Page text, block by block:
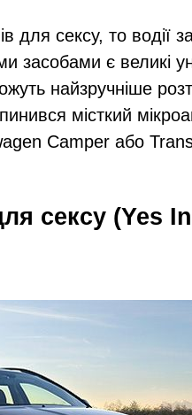
для сексу, то водії
засобами є великі
найзручніше
місткий
Camper або
сексу (Yes